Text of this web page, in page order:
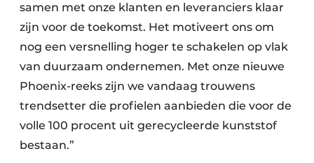
samen met onze klanten en leveranciers klaar
zijn voor de toekomst. Het motiveert ons om
nog een versnelling hoger te schakelen op vlak
van duurzaam ondernemen. Met onze nieuwe
Phoenix-reeks zijn we vandaag trouwens
trendsetter die profielen aanbieden die voor de
volle 100 procent uit gerecycleerde kunststof
bestaan.”